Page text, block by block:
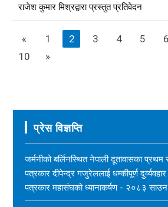
राजेश कुमार मिश्रद्वारा प्रस्तुत प्रतिवेदन
« 1 2 3 4 5 6
10
»
प्रेस विज्ञप्ति
जर्मनीको बर्लिनस्थित नेपाली दूतावासका
पत्रकार दीपेन्द्र गजुरेललाई धम्कीपूर्ण
पत्रकार महासंघको ध्यानाकर्षण - २०८३